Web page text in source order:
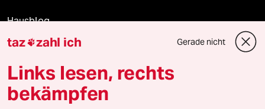
Hausblog
Die Seitenwende
Stellen
taz zahl ich Gerade nicht
Links lesen, rechts
bekämpfen